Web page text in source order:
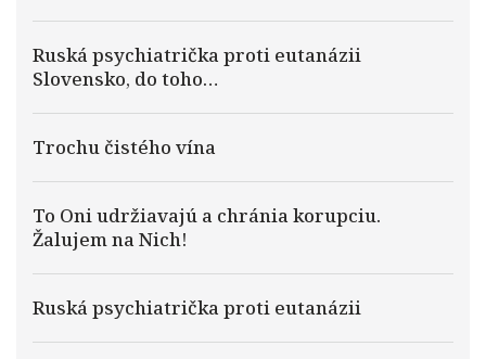
Ruská psychiatrička proti eutanázii
Slovensko, do toho…
Trochu čistého vína
To Oni udržiavajú a chránia korupciu.
Žalujem na Nich!
Ruská psychiatrička proti eutanázii